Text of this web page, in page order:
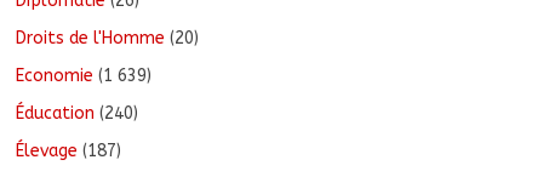
Droits de l'Homme (20)
Economie (1 639)
Éducation (240)
Élevage (187)